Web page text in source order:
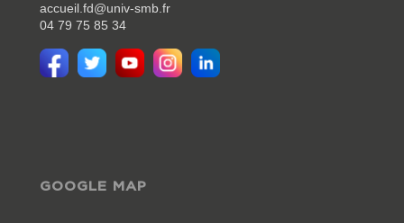
accueil.fd@univ-smb.fr
04 79 75 85 34
GOOGLE MAP